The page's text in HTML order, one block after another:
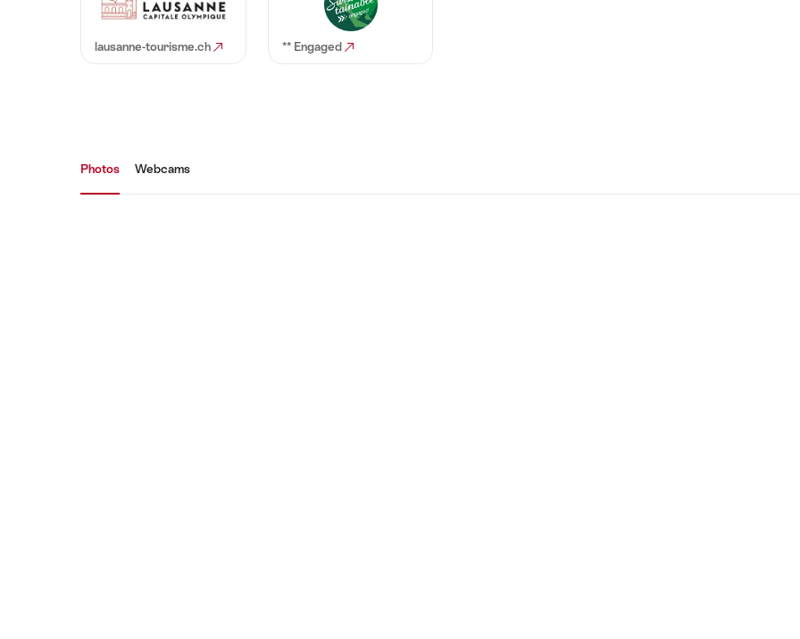
lausanne-tourisme.ch ** Engaged
Photos Webcams